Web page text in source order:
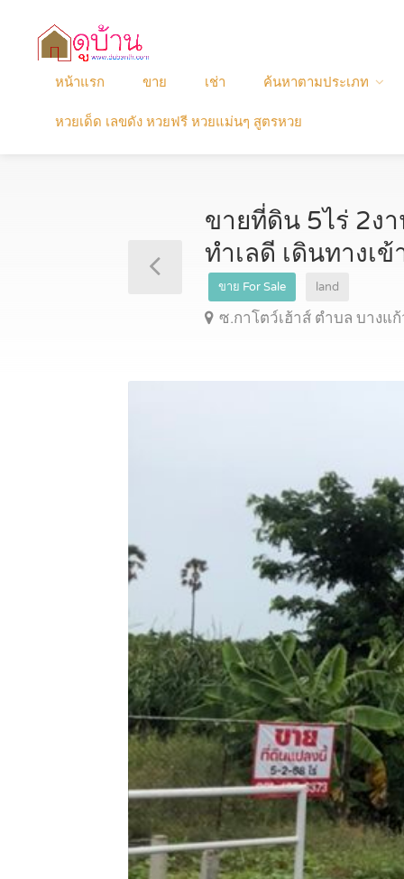
หน้าแรก ขาย เช่า ค้นหาตามประเภท
หวยเด็ด เลขดัง หวยฟรี หวยแม่นๆ สูตรหวย
ขายที่ดิน 5ไร่ 2ง
ทำเลดี เดินทางเ
ขาย For Sale land
ซ.กาโตว์เฮ้าส์ ตำบล บางแ